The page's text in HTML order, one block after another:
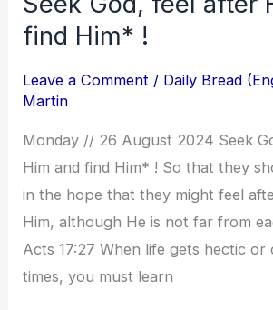
find Him* !
Leave a Comment / Daily Bread
Martin
Monday // 26 August 2024 Seek
Him and find Him* ! So that they
in the hope that they might feel
Him, although He is not far from
Acts 17:27 When life gets hectic or
times, you must learn
God,
after
Him
and
find
Him*
!